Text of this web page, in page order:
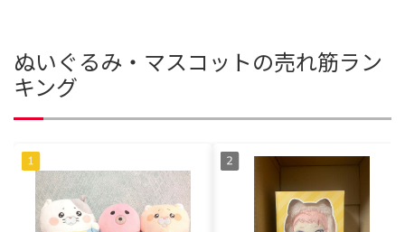
ぬいぐるみ・マスコットの売れ筋ラン
キング